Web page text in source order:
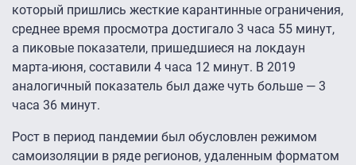
который пришлись жесткие карантинные ограничения,
среднее время просмотра достигало 3 часа 55 минут,
а пиковые показатели, пришедшиеся на локдаун
марта-июня, составили 4 часа 12 минут. В 2019
аналогичный показатель был даже чуть больше — 3
часа 36 минут.
Рост в период пандемии был обусловлен режимом
самоизоляции в ряде регионов, удаленным форматом